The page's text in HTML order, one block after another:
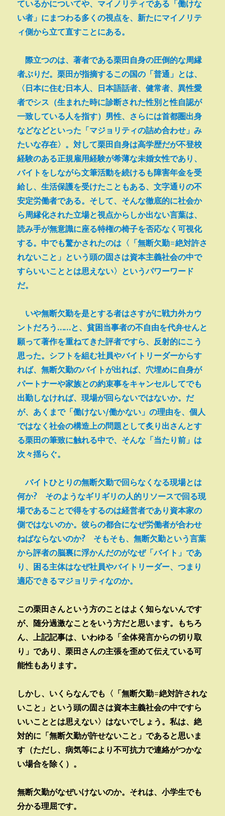
ているかについてや、マイノリティである「働けな
い者」にまつわる多くの視点を、新たにマイノリテ
ィ側から立て直すことにある。
際立つのは、著者である栗田自身の圧倒的な周縁
者ぶりだ。栗田が指摘するこの国の「普通」とは、
〈日本に住む日本人、日本語話者、健常者、異性愛
者でシス（生まれた時に診断された性別と性自認が
一致している人を指す）男性、さらには首都圏出身
などなどといった「マジョリティの詰め合わせ」み
たいな存在〉。対して栗田自身は高学歴だが不登校
経験のある正規雇用経験が希薄な未婚女性であり、
バイトをしながら文筆活動を続けるも障害年金を受
給し、生活保護を受けたこともある、文字通りの不
安定労働者である。そして、そんな徹底的に社会か
ら周縁化された立場と視点からしか出ない言葉は、
読み手が無意識に座る特権の椅子を否応なく可視化
する。中でも驚かされたのは〈「無断欠勤=絶対許さ
れないこと」という頭の固さは資本主義社会の中で
すらいいこととは思えない〉というパワーワード
だ。
いや無断欠勤を是とする者はさすがに戦力外カウ
ントだろう……と、貧困当事者の不自由を代弁せんと
願って著作を重ねてきた評者ですら、反射的にこう
思った。シフトを組む社員やバイトリーダーからす
れば、無断欠勤のバイトが出れば、穴埋めに自身が
パートナーや家族との約束事をキャンセルしてでも
出勤しなければ、現場が回らないではないか。だ
が、あくまで「働けない/働かない」の理由を、個人
ではなく社会の構造上の問題として炙り出さんとす
る栗田の筆致に触れる中で、そんな「当たり前」は
次々揺らぐ。
バイトひとりの無断欠勤で回らなくなる現場とは
何か? そのようなギリギリの人的リソースで回る現
場であることで得をするのは経営者であり資本家の
側ではないのか。彼らの都合になぜ労働者が合わせ
ねばならないのか? そもそも、無断欠勤という言葉
から評者の脳裏に浮かんだのがなぜ「バイト」であ
り、困る主体はなぜ社員やバイトリーダー、つまり
適応できるマジョリティなのか。
この栗田さんという方のことはよく知らないんです
が、随分過激なことをいう方だと思います。もちろ
ん、上記記事は、いわゆる「全体発言からの切り取
り」であり、栗田さんの主張を歪めて伝えている可
能性もあります。
しかし、いくらなんでも〈「無断欠勤=絶対許されな
いこと」という頭の固さは資本主義社会の中ですら
いいこととは思えない〉はないでしょう。私は、絶
対的に「無断欠勤が許せないこと」であると思いま
す（ただし、病気等により不可抗力で連絡がつかな
い場合を除く）。
無断欠勤がなぜいけないのか。それは、小学生でも
分かる理屈です。